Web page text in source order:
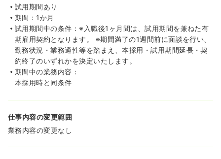
試用期間あり
期間：1か月
試用期間中の条件：※入職後1ヶ月間は、試用期間を兼ねた有
期雇用契約となります。 ※期間満了の1週間前に面談を行い、
勤務状況・業務適性等を踏まえ、本採用・試用期間延長・契
約終了のいずれかを決定いたします。
期間中の業務内容：
本採用時と同条件
仕事内容の変更範囲
業務内容の変更なし